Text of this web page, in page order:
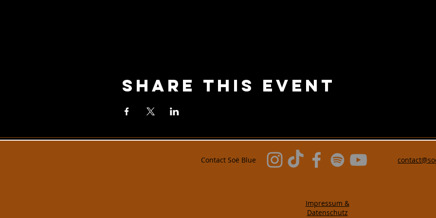
Share This Event
Contact Soë Blue
Impressum &
Datenschutz